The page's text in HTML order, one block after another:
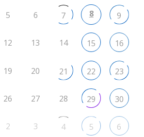
5 6 7 8 9
12 13 14 15 16
19 20 21 22 23
26 27 28 29 30
2 3 4 5 6